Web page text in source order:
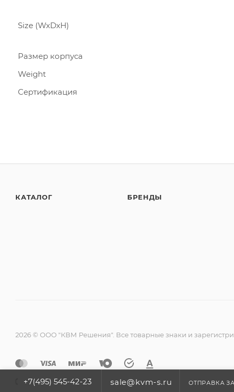
Size (WxDxH)
Размер корпуса
Weight
Сертификация
КАТАЛОГ БРЕНДЫ
2026 © ООО "КВМ Решения". Все товарные знаки и
+7(495) 545-42-23 sale@kvm-s.ru ОТПРАВКА